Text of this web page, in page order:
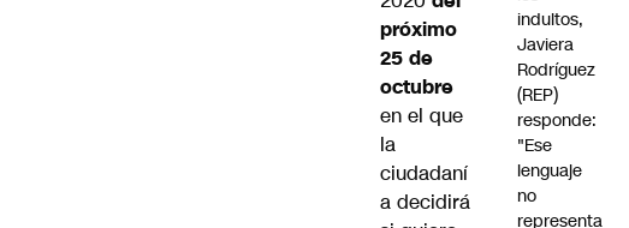
próximo
25 de
octubre
en el que
la
ciudadaní
a decidirá
indultos,
Javiera
Rodríguez
(REP)
responde:
"Ese
lenguaje
no
representa